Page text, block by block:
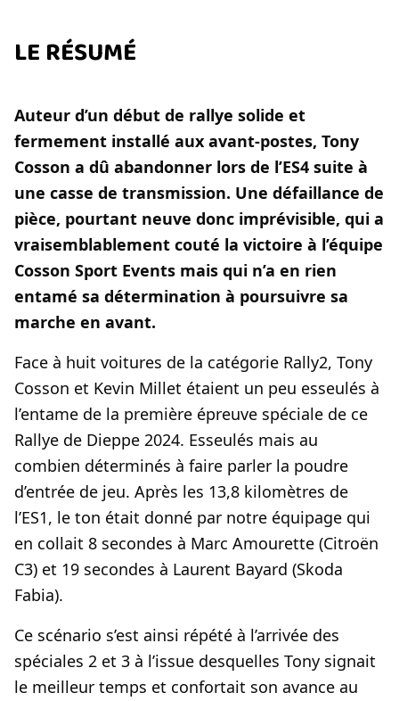
LE RÉSUMÉ
Auteur d’un début de rallye solide et
fermement installé aux avant-postes, Tony
Cosson a dû abandonner lors de l’ES4 suite à
une casse de transmission. Une défaillance de
pièce, pourtant neuve donc imprévisible, qui a
vraisemblablement couté la victoire à l’équipe
Cosson Sport Events mais qui n’a en rien
entamé sa détermination à poursuivre sa
marche en avant.
Face à huit voitures de la catégorie Rally2, Tony
Cosson et Kevin Millet étaient un peu esseulés à
l’entame de la première épreuve spéciale de ce
Rallye de Dieppe 2024. Esseulés mais au
combien déterminés à faire parler la poudre
d’entrée de jeu. Après les 13,8 kilomètres de
l’ES1, le ton était donné par notre équipage qui
en collait 8 secondes à Marc Amourette (Citroën
C3) et 19 secondes à Laurent Bayard (Skoda
Fabia).
Ce scénario s’est ainsi répété à l’arrivée des
spéciales 2 et 3 à l’issue desquelles Tony signait
le meilleur temps et confortait son avance au